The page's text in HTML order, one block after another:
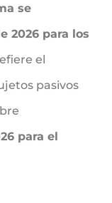
se
2026 para los
el
pasivos
para el